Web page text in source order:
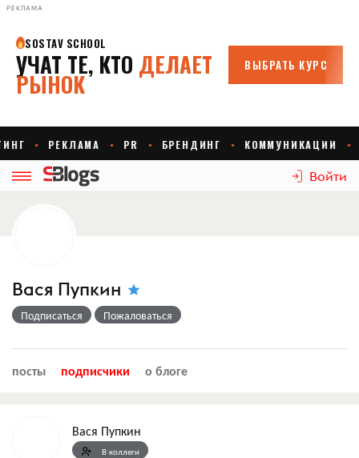
РЕКЛАМА
Войти
Вася Пупкин
Подписаться Пожаловаться
посты подписчики о блоге
Вася Пупкин
В коллеги